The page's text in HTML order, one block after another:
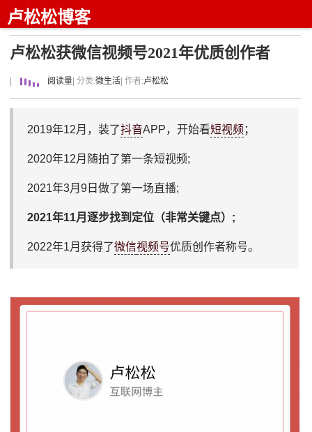
卢松松博客
卢松松获微信视频号2021年优质创作者
阅读量 | 分类:微生活 | 作者:卢松松
2019年12月，装了抖音APP，开始看短视频 ；
2020年12月随拍了第一条短视频;
2021年3月9日做了第一场直播;
2021年11月逐步找到定位（非常关键点）;
2022年1月获得了微信视频号优质创作者称号。